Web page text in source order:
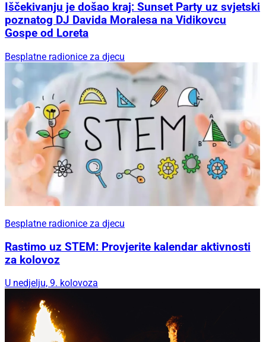
Iščekivanju je došao kraj: Sunset Party uz svjetski
poznatog DJ Davida Moralesa na Vidikovcu
Gospe od Loreta
Besplatne radionice za djecu
Besplatne radionice za djecu
Rastimo uz STEM: Provjerite kalendar aktivnosti
za kolovoz
U nedjelju, 9. kolovoza